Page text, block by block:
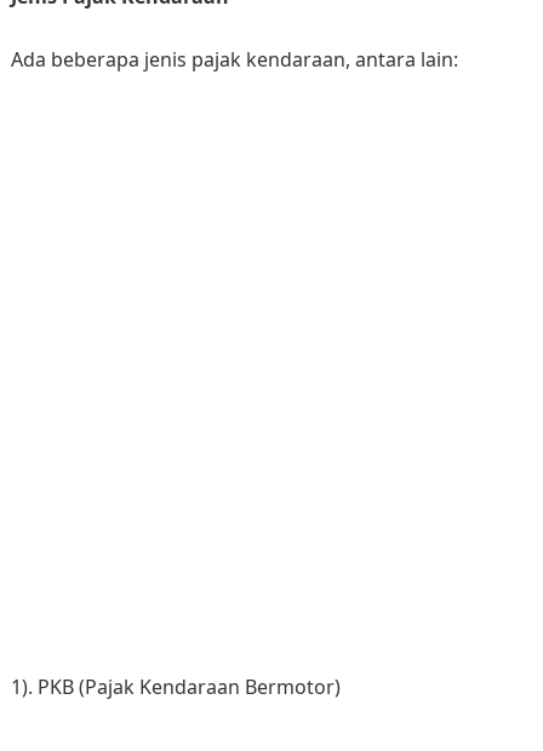
Ada beberapa jenis pajak kendaraan, antara lain:
1). PKB (Pajak Kendaraan Bermotor)